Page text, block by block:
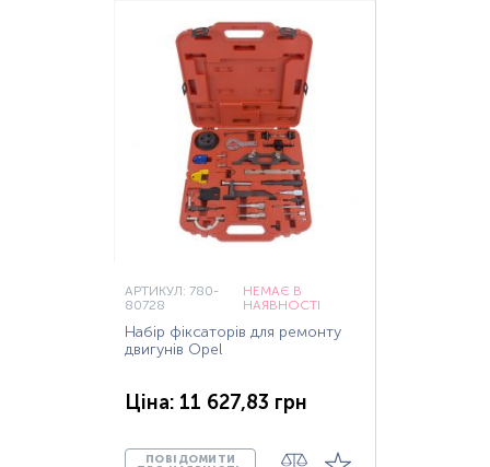
АРТИКУЛ: 780-
80728
НЕМАЄ В
НАЯВНОСТІ
Набір фіксаторів для ремонту
двигунів Opel
Ціна: 11 627,83 грн
ПОВІДОМИТИ